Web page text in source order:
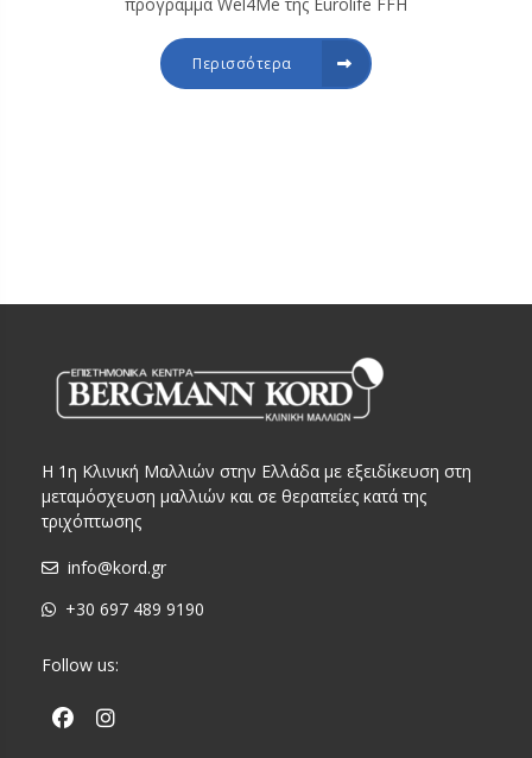
πρόγραμμα Wel4Me της Eurolife FFH
Περισσότερα
Η 1η Κλινική Μαλλιών στην Ελλάδα με εξειδίκευση στη
μεταμόσχευση μαλλιών και σε θεραπείες κατά της
τριχόπτωσης
info@kord.gr
+30 697 489 9190
Follow us: